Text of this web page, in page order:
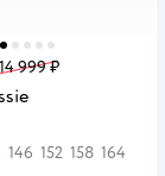
14 999 ₽
146 152 158 164